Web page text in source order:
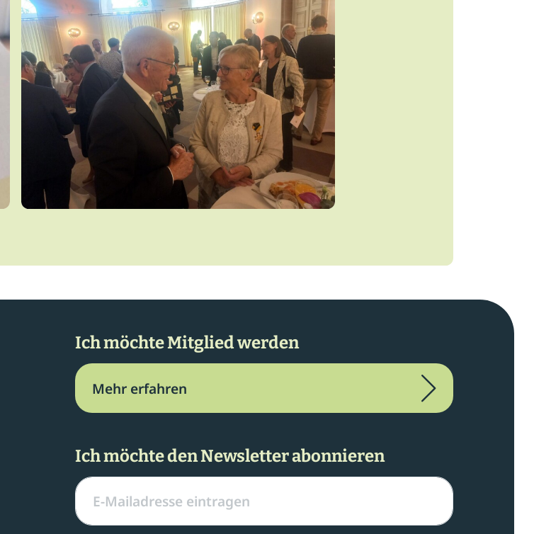
Ich möchte Mitglied werden
Mehr erfahren
Ich möchte den Newsletter abonnieren